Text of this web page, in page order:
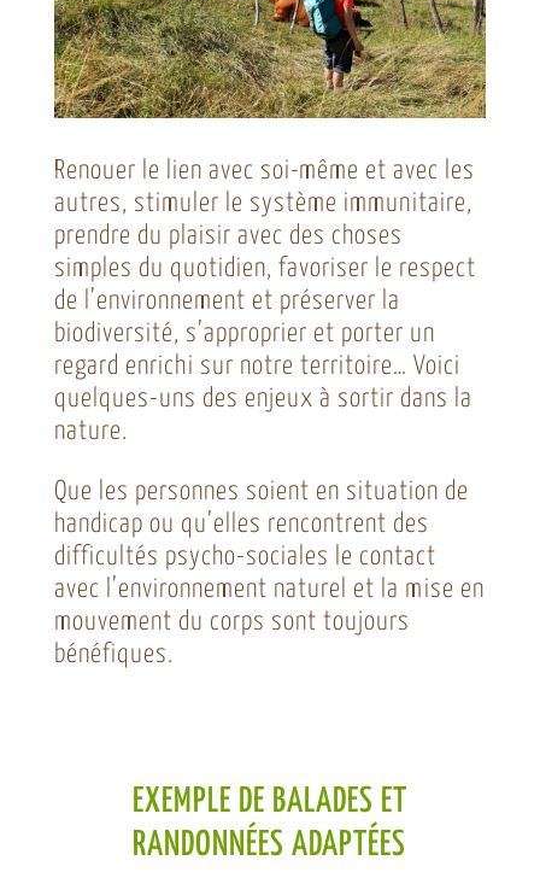
Renouer le lien avec soi-même et avec les
autres, stimuler le système immunitaire,
prendre du plaisir avec des choses
simples du quotidien, favoriser le respect
de l’environnement et préserver la
biodiversité, s’approprier et porter un
regard enrichi sur notre territoire… Voici
quelques-uns des enjeux à sortir dans la
nature.
Que les personnes soient en situation de
handicap ou qu’elles rencontrent des
difficultés psycho-sociales le contact
avec l’environnement naturel et la mise en
mouvement du corps sont toujours
bénéfiques.
EXEMPLE DE BALADES ET
RANDONNÉES ADAPTÉES